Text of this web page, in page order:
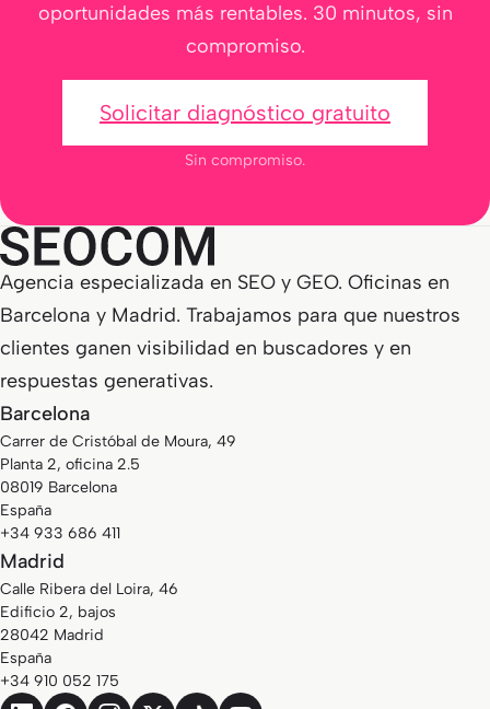
oportunidades más rentables. 30 minutos, sin
compromiso.
Solicitar diagnóstico gratuito
Sin compromiso.
Agencia especializada en SEO y GEO. Oficinas en
Barcelona y Madrid. Trabajamos para que nuestros
clientes ganen visibilidad en buscadores y en
respuestas generativas.
Barcelona
Carrer de Cristóbal de Moura, 49
Planta 2, oficina 2.5
08019 Barcelona
España
+34 933 686 411
Madrid
Calle Ribera del Loira, 46
Edificio 2, bajos
28042 Madrid
España
+34 910 052 175